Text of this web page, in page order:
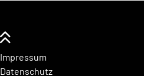
Impressum
Datenschutz